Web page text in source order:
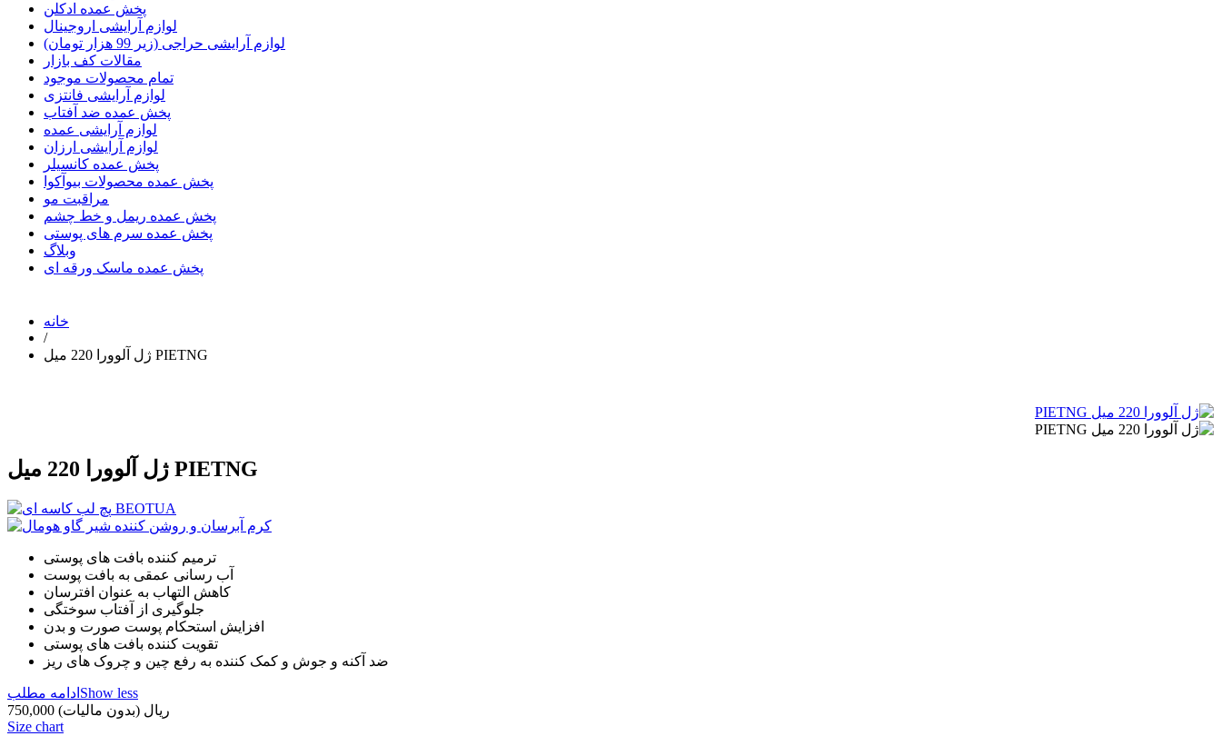
پخش عمده ادکلن
لوازم آرایشی اروجینال
لوازم آرایشی حراجی (زیر 99 هزار تومان)
مقالات کف بازار
تمام محصولات موجود
لوازم آرایشی فانتزی
پخش عمده ضد آفتاب
لوازم آرایشی عمده
لوازم آرایشی ارزان
پخش عمده کانسیلر
پخش عمده محصولات بیوآکوا
مراقبت مو
پخش عمده ریمل و خط چشم
پخش عمده سرم های پوستی
وبلاگ
پخش عمده ماسک ورقه ای
خانه
/
ژل آلوورا 220 میل PIETNG
ژل آلوورا 220 میل PIETNG
ترمیم کننده بافت های پوستی
آب رسانی عمقی به بافت پوست
کاهش التهاب به عنوان افترسان
جلوگیری از آفتاب سوختگی
افزایش استحکام پوست صورت و بدن
تقویت کننده بافت های پوستی
ضد آکنه و جوش و کمک کننده به رفع چین و چروک های ریز
ادامه مطلب Show less
750,000 ریال (بدون مالیات)
Size chart